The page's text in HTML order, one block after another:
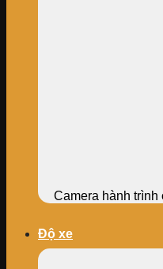
Camera hành trình
Độ xe